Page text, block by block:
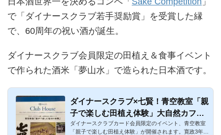
で「ダイナースクラブ若手奨励賞」を受賞した縁
で、60周年の祝い酒が誕生。
ダイナースクラブ会員限定の田植え＆食事イベント
で作られた酒米「夢山水」で造られた日本酒です。
ダイナースクラブ×七賢！青空教室「親
子で楽しむ田植え体験」大自然カフェ
＆60周年記念酒のプレゼント
ダイナースクラブカード会員限定のイベント、青空教室
「親子で楽しむ田植え体験」が開催されます。寛政3年(1